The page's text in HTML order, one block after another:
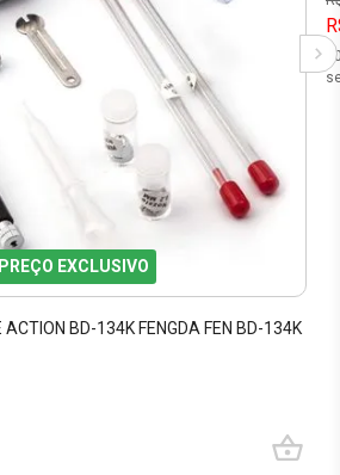
PREÇO EXCLUSIVO
ACTION BD-134K FENGDA FEN BD-134K